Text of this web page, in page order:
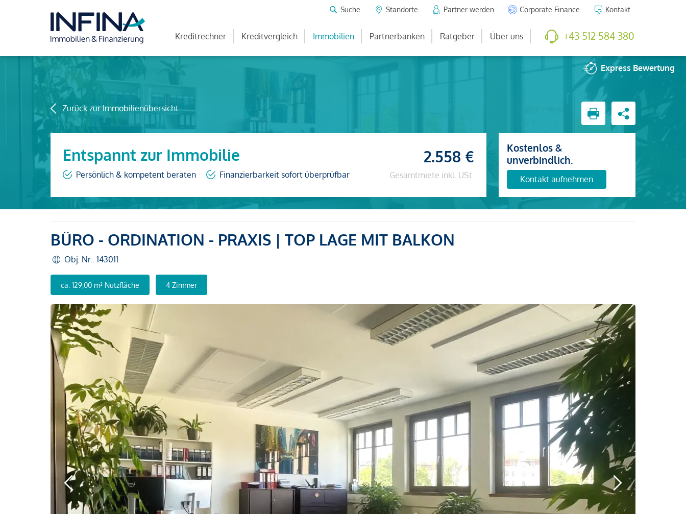
Suche Standorte Partner werden Corporate Finance Kontakt
Kreditrechner Kreditvergleich Immobilien Partnerbanken Ratgeber Über uns +43 512 584 380
Express Bewertung
Zurück zur Immobilienübersicht
Entspannt zur Immobilie
Persönlich & kompetent beraten Finanzierbarkeit sofort überprüfbar
2.558 €
Gesamtmiete inkl. USt.
Kostenlos &
unverbindlich.
Kontakt aufnehmen
BÜRO - ORDINATION - PRAXIS | TOP LAGE MIT BALKON
Obj. Nr.: 143011
ca. 129,00 m² Nutzfläche 4 Zimmer